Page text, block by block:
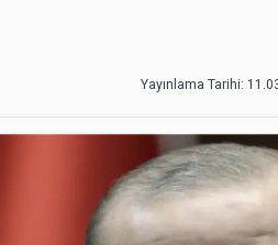
Yayınlama Tarihi: